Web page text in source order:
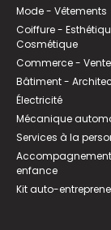
Mode - Vêtements
Coiffure -
Cosmétique
Commerce - Vente
Bâtiment -
Électricité
Mécanique
Services à la
Accompagnement
enfance
Kit auto-